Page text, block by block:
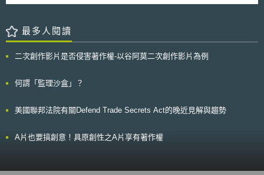
（Framework for Improving Critical Infrastructure Cybersecurity）。 2.
SP 800-53 和 SP 800-53A－ 資訊系統和企業的安全和隱私控制/ 評估資訊
系統和企業中的安全和隱私控制。 4. 聯邦政府風險與授權管理計畫
全評估框架。 5. 資安中心（ The Center for Internet Security, CIS）關鍵安
Health Information Trust Alliance, HITRUST）通用安全框架（Common
（Secure Controls Framework）。 10. 其他類似的產業標準或框架。
款，如法令有修訂，企業應在發布修訂後的一年內更新其資安計畫： 1. 健
康保險可攜與責任法（The Health Insurance Portability and Accountability
(Tubulin) 藥劑。細胞骨架蛋白細形成微管 (Microtubule) 的主要成份，而
根據該公司表示，相較於其他腫瘤治療藥劑，如 TaxolR 以及
TaxotereR ，於細胞分裂時穩定細胞骨架蛋白並且防止其分解，以殺死腫瘤
架蛋白處於不穩定的狀態，以殺死細胞。此外，該治療劑可被使用於治療結
新型抗細胞骨架治療劑並不容係受到多重抗藥性 (Multi-drug resistance,
月到期。
最多人閱讀
二次創作影片是否侵害著作權-以谷阿莫二次創作影片為例
何謂「監理沙盒」？
美國聯邦法院有關Defend Trade Secrets Act的晚近見解與趨勢
A片也要搞創意！具原創性之A片享有著作權